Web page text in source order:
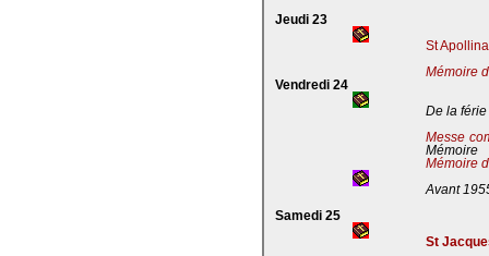
Jeudi 23
St
Mémoire
Vendredi 24
De la férie
Messe
Mémoire
Mémoire
Avant
Samedi 25
St